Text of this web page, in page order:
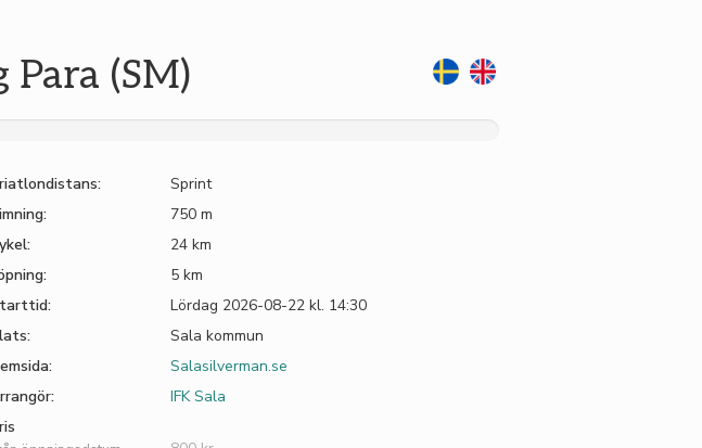
(SM)
Sprint
750 m
24 km
5 km
Lördag 2026-08-22 kl. 14:30
Sala kommun
Salasilverman.se
IFK Sala